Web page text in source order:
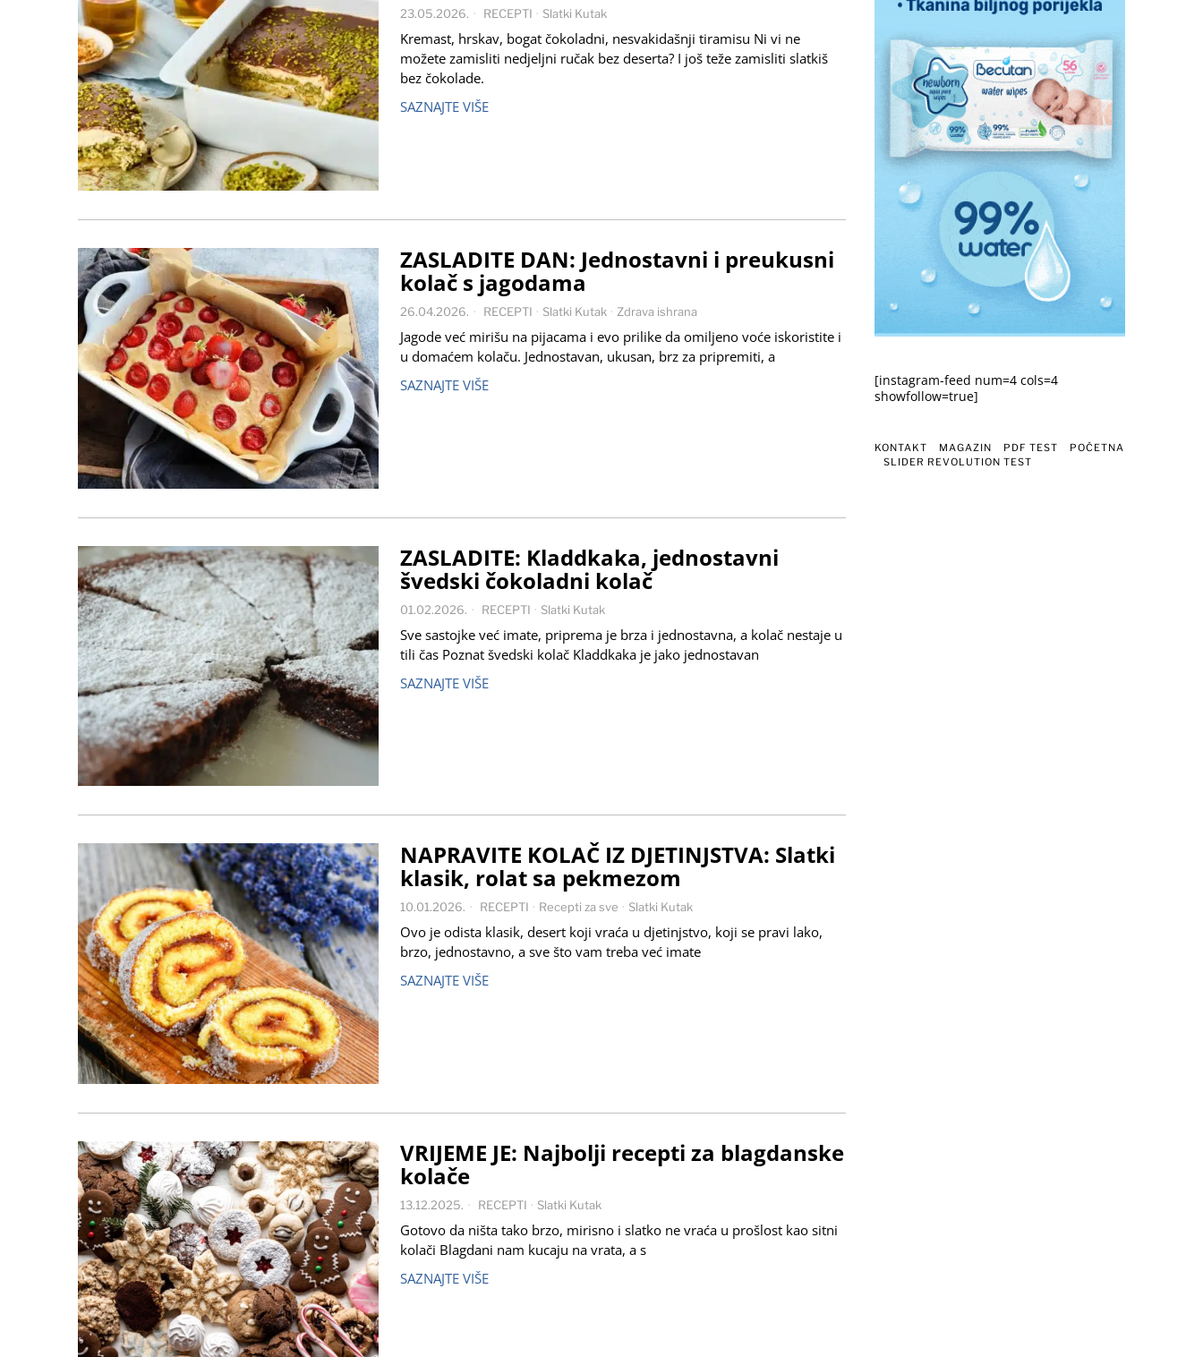
23.05.2026. RECEPTI · Slatki Kutak
Kremast, hrskav, bogat čokoladni, nesvakidašnji tiramisu Ni vi ne
možete zamisliti nedjeljni ručak bez deserta? I još teže zamisliti slatkiš
bez čokolade.
SAZNAJTE VIŠE
ZASLADITE DAN: Jednostavni i preukusni
kolač s jagodama
26.04.2026. RECEPTI · Slatki Kutak · Zdrava ishrana
Jagode već mirišu na pijacama i evo prilike da omiljeno voće iskoristite i
u domaćem kolaču. Jednostavan, ukusan, brz za pripremiti, a
SAZNAJTE VIŠE
ZASLADITE: Kladdkaka, jednostavni
švedski čokoladni kolač
01.02.2026. RECEPTI · Slatki Kutak
Sve sastojke već imate, priprema je brza i jednostavna, a kolač nestaje u
tili čas Poznat švedski kolač Kladdkaka je jako jednostavan
SAZNAJTE VIŠE
NAPRAVITE KOLAČ IZ DJETINJSTVA: Slatki
klasik, rolat sa pekmezom
10.01.2026. RECEPTI · Recepti za sve · Slatki Kutak
Ovo je odista klasik, desert koji vraća u djetinjstvo, koji se pravi lako,
brzo, jednostavno, a sve što vam treba već imate
SAZNAJTE VIŠE
VRIJEME JE: Najbolji recepti za blagdanske
kolače
13.12.2025. RECEPTI · Slatki Kutak
Gotovo da ništa tako brzo, mirisno i slatko ne vraća u prošlost kao sitni
kolači Blagdani nam kucaju na vrata, a s
SAZNAJTE VIŠE
[instagram-feed num=4 cols=4
showfollow=true]
KONTAKT MAGAZIN PDF TEST
POČETNA
SLIDER REVOLUTION TEST